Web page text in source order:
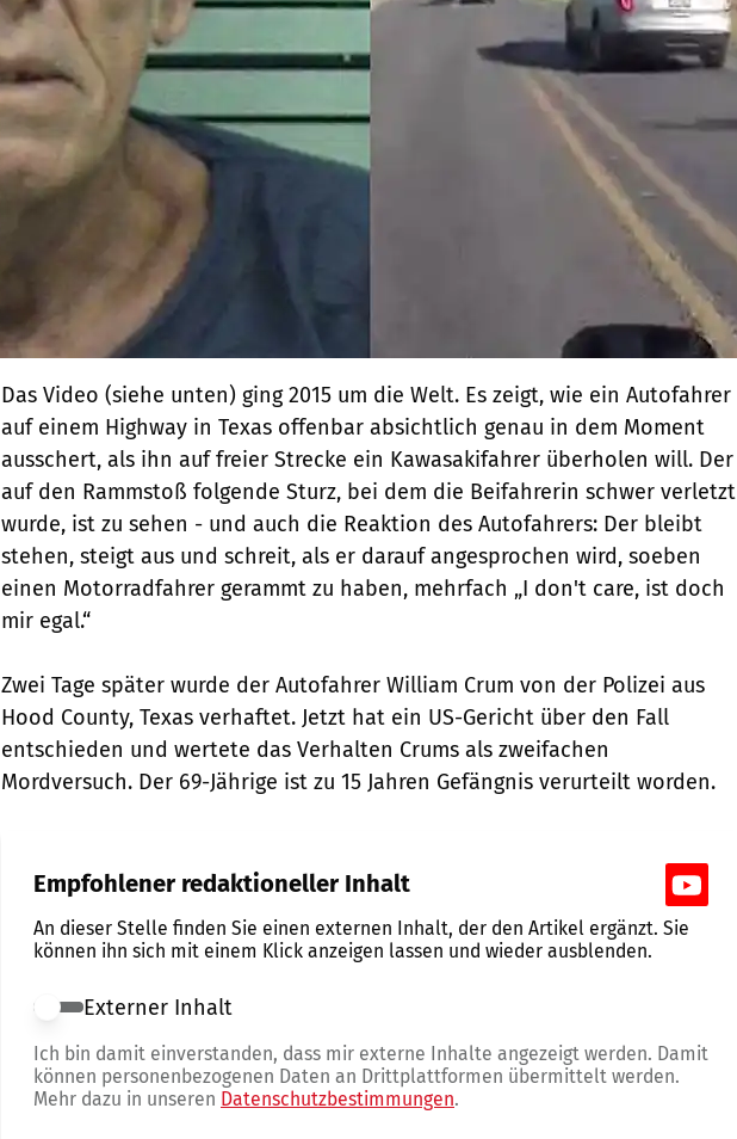
Das Video (siehe unten) ging 2015 um die Welt. Es zeigt, wie ein Autofahrer
auf einem Highway in Texas offenbar absichtlich genau in dem Moment
ausschert, als ihn auf freier Strecke ein Kawasakifahrer überholen will. Der
auf den Rammstoß folgende Sturz, bei dem die Beifahrerin schwer verletzt
wurde, ist zu sehen - und auch die Reaktion des Autofahrers: Der bleibt
stehen, steigt aus und schreit, als er darauf angesprochen wird, soeben
einen Motorradfahrer gerammt zu haben, mehrfach „I don't care, ist doch
mir egal.“
Zwei Tage später wurde der Autofahrer William Crum von der Polizei aus
Hood County, Texas verhaftet. Jetzt hat ein US-Gericht über den Fall
entschieden und wertete das Verhalten Crums als zweifachen
Mordversuch. Der 69-Jährige ist zu 15 Jahren Gefängnis verurteilt worden.
Empfohlener redaktioneller Inhalt
An dieser Stelle finden Sie einen externen Inhalt, der den Artikel ergänzt. Sie
können ihn sich mit einem Klick anzeigen lassen und wieder ausblenden.
Externer Inhalt erlauben
Externer Inhalt
Ich bin damit einverstanden, dass mir externe Inhalte angezeigt werden. Damit
können personenbezogenen Daten an Drittplattformen übermittelt werden.
Mehr dazu in unseren Datenschutzbestimmungen.